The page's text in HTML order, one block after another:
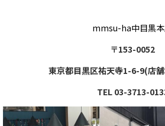
mmsu-ha中目黒
〒153-0052
東京都目黒区祐天寺1-6-9(店
TEL 03-3713-